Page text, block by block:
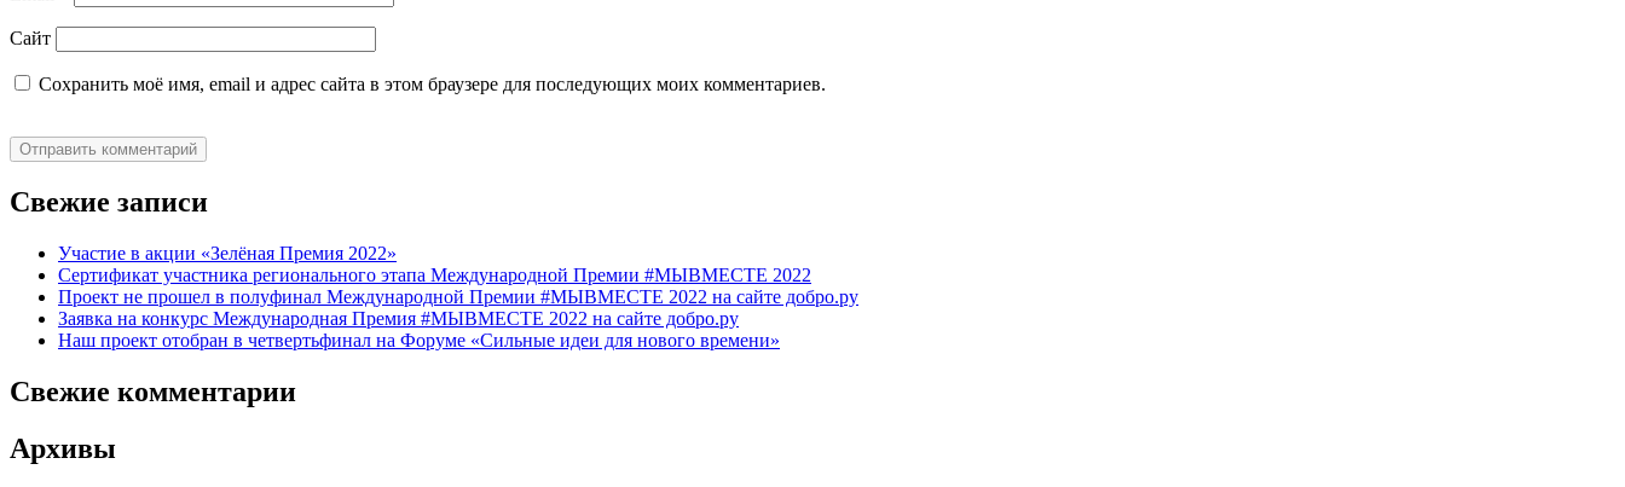
Сайт
Сохранить моё имя, email и адрес сайта в этом браузере для последующих моих комментариев.
Свежие записи
Участие в акции «Зелёная Премия 2022»
Сертификат участника регионального этапа Международной Премии #МЫВМЕСТЕ 2022
Проект не прошел в полуфинал Международной Премии #МЫВМЕСТЕ 2022 на сайте добро.ру
Заявка на конкурс Международная Премия #МЫВМЕСТЕ 2022 на сайте добро.ру
Наш проект отобран в четвертьфинал на Форуме «Сильные идеи для нового времени»
Свежие комментарии
Архивы